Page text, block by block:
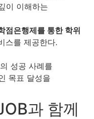
이 이해하는
점은행제를 통한 학위
스를 제공한다.
성공 사례를
목표 달성을
과 함께